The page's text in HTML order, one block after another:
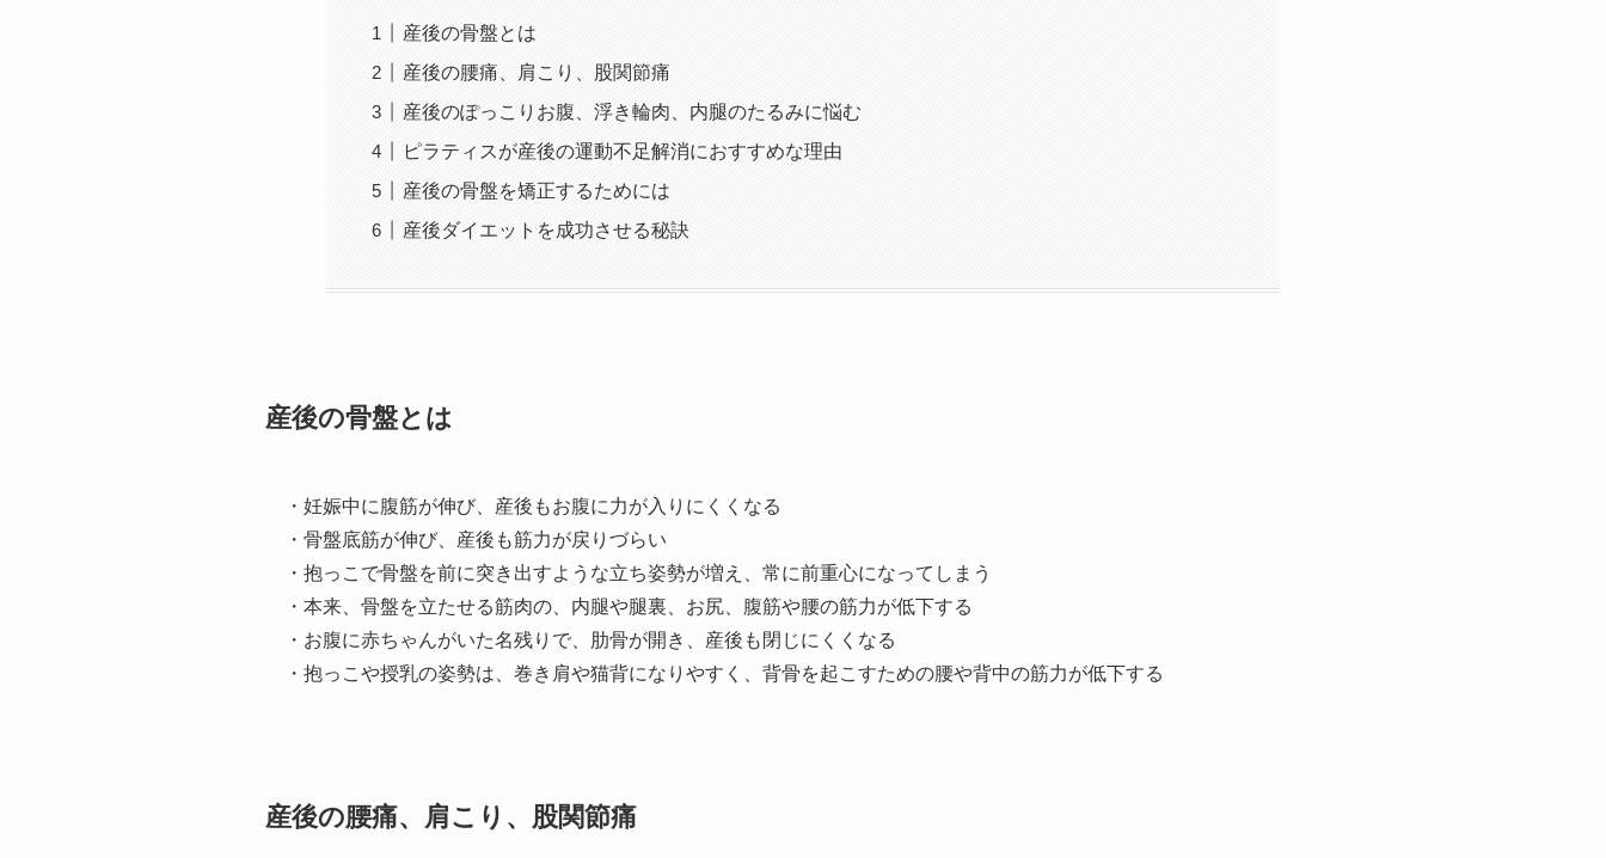
産後の骨盤とは
産後の腰痛、肩こり、股関節痛
産後のぽっこりお腹、浮き輪肉、内腿のたるみに悩む
ピラティスが産後の運動不足解消におすすめな理由
産後の骨盤を矯正するためには
産後ダイエットを成功させる秘訣
産後の骨盤とは
・妊娠中に腹筋が伸び、産後もお腹に力が入りにくくなる
・骨盤底筋が伸び、産後も筋力が戻りづらい
・抱っこで骨盤を前に突き出すような立ち姿勢が増え、常に前重心になってしまう
・本来、骨盤を立たせる筋肉の、内腿や腿裏、お尻、腹筋や腰の筋力が低下する
・お腹に赤ちゃんがいた名残りで、肋骨が開き、産後も閉じにくくなる
・抱っこや授乳の姿勢は、巻き肩や猫背になりやすく、背骨を起こすための腰や背中の筋力が低下する
産後の腰痛、肩こり、股関節痛